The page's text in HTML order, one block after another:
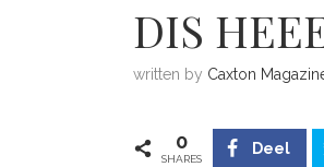
DIS
written by Caxton
0
SHARES
Deel